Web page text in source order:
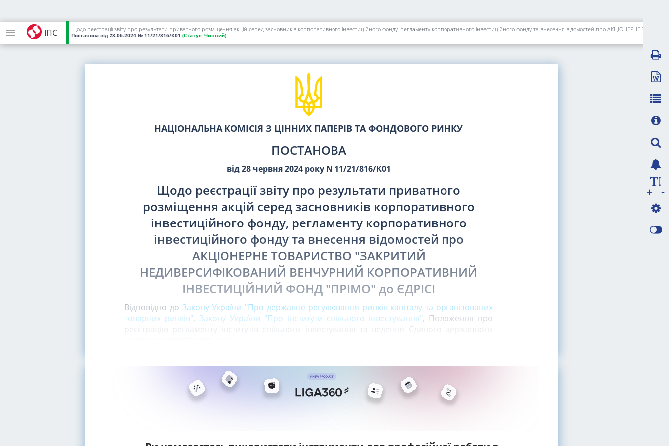
ІПС Постанова від 28.06.2024 № 11/21/816/К01 (Статус: Чинний)
НАЦІОНАЛЬНА КОМІСІЯ З ЦІННИХ ПАПЕРІВ ТА ФОНДОВОГО РИНКУ
ПОСТАНОВА
від 28 червня 2024 року N 11/21/816/К01
Щодо реєстрації звіту про результати приватного
розміщення акцій серед засновників корпоративного
інвестиційного фонду, регламенту корпоративного
інвестиційного фонду та внесення відомостей про
АКЦІОНЕРНЕ ТОВАРИСТВО "ЗАКРИТИЙ
НЕДИВЕРСИФІКОВАНИЙ ВЕНЧУРНИЙ КОРПОРАТИВНИЙ
ІНВЕСТИЦІЙНИЙ ФОНД "ПРІМО" до ЄДРІСІ
Відповідно до Закону України "Про державне регулювання ринків капіталу та організованих
товарних ринків", Закону України "Про інститути спільного інвестування", Положення про
реєстрацію регламенту інститутів спільного інвестування та ведення Єдиного державного
-
+